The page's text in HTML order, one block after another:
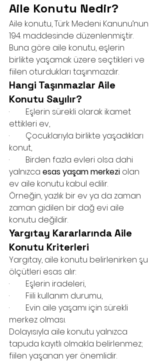
Aile Konutu Nedir?
Aile konutu, Türk Medeni Kanunu’nun
194. maddesinde düzenlenmiştir.
Buna göre aile konutu, eşlerin
birlikte yaşamak üzere seçtikleri ve
fiilen oturdukları taşınmazdır.
Hangi Taşınmazlar Aile
Konutu Sayılır?
·        Eşlerin sürekli olarak ikamet
ettikleri ev,
·        Çocuklarıyla birlikte yaşadıkları
konut,
·        Birden fazla evleri olsa dahi
yalnızca esas yaşam merkezi olan
ev aile konutu kabul edilir.
Örneğin, yazlık bir ev ya da zaman
zaman gidilen bir dağ evi aile
konutu değildir.
Yargıtay Kararlarında Aile
Konutu Kriterleri
Yargıtay, aile konutu belirlenirken şu
ölçütleri esas alır:
·        Eşlerin iradeleri,
·        Fiili kullanım durumu,
·        Evin aile yaşamı için sürekli
merkez olması.
Dolayısıyla aile konutu yalnızca
tapuda kayıtlı olmakla belirlenmez;
fiilen yaşanan yer önemlidir.